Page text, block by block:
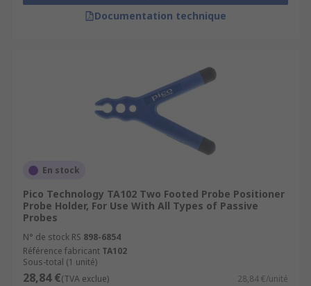
Documentation technique
En stock
Pico Technology TA102 Two Footed Probe Positioner
Probe Holder, For Use With All Types of Passive
Probes
N° de stock RS 898-6854
Référence fabricant TA102
Sous-total (1 unité)
28,84 €(TVA exclue) 28,84 €/unité